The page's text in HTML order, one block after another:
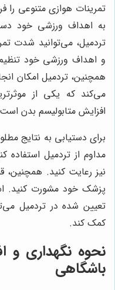
تمرینات هوازی متنوعی
به اهداف ورزشی خود
تردمیل، می‌توانید شدت
و اهداف ورزشی خود
همچنین، تردمیل امکان
می‌کند که یکی از
افزایش متابولیسم بدن
برای دستیابی به نتایج
مداوم از تردمیل استفاده
نیز رعایت کنید. همچنین،
پزشک خود مشورت کنید.
تعیین شده در تردمیل
کمک کند.
نحوه نگهداری و
باشگاهی